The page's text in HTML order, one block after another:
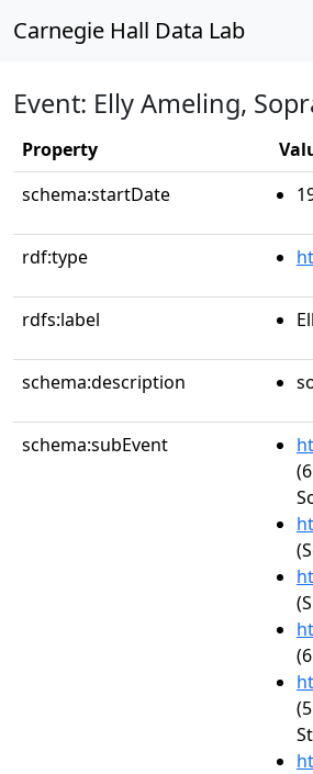
Carnegie Hall Data Lab
Event: Elly Ameling,
Property
schema:startDate
rdf:type
rdfs:label
schema:description
schema:subEvent